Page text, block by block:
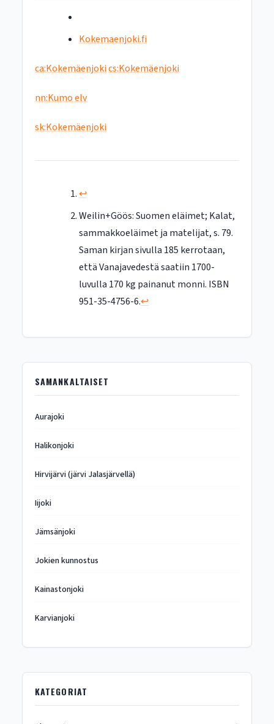
Kokemaenjoki.fi
ca:Kokemäenjokics:Kokemäenjoki
nn:Kumo elv
sk:Kokemäenjoki
↩︎
Weilin+Göös: Suomen eläimet; Kalat,
sammakkoeläimet ja matelijat, s. 79.
Saman kirjan sivulla 185 kerrotaan,
että Vanajavedestä saatiin 1700-
luvulla 170 kg painanut monni. ISBN
951-35-4756-6.↩︎
SAMANKALTAISET
Aurajoki
Halikonjoki
Hirvijärvi (järvi Jalasjärvellä)
Iijoki
Jämsänjoki
Jokien kunnostus
Kainastonjoki
Karvianjoki
KATEGORIAT